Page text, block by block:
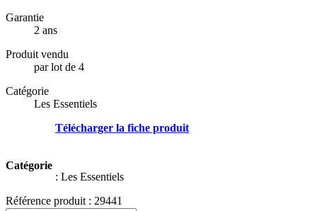
Garantie
2 ans
Produit vendu
par lot de 4
Catégorie
Les Essentiels
Télécharger la fiche produit
Catégorie
: Les Essentiels
Référence produit : 29441